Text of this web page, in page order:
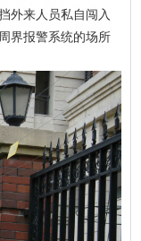
外来人员私自闯入
界报警系统的场所